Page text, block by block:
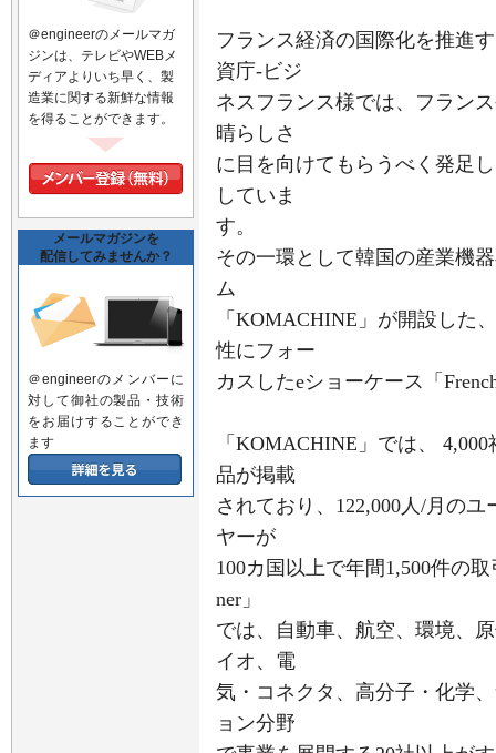
フランス経済の国際化を推進
資庁-ビジ
ネスフランス様では、フラン
晴らしさ
に目を向けてもらうべく発足
していま
す。
その一環として韓国の産業機
ム
「KOMACHINE」が開設した
性にフォー
カスしたeショーケース「
「KOMACHINE」では、
品が掲載
されており、122,000人/月の
ヤーが
100カ国以上で年間1,500件の
ner」
では、自動車、航空、環境、
イオ、電
気・コネクタ、高分子・化学
ョン分野
＠engineerのメールマガ
ジンは、テレビやWEBメ
ディアよりいち早く、製
造業に関する新鮮な情報
を得ることができます。
メールマガジンを
配信してみませんか？
＠engineerのメンバーに
対して御社の製品・技術
をお届けすることができ
ます